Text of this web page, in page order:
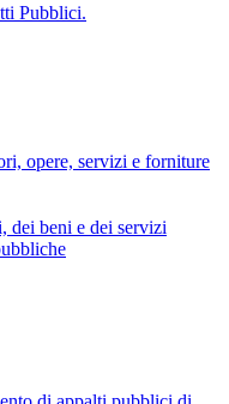
Pubblici.
opere, servizi e forniture
dei beni e dei servizi